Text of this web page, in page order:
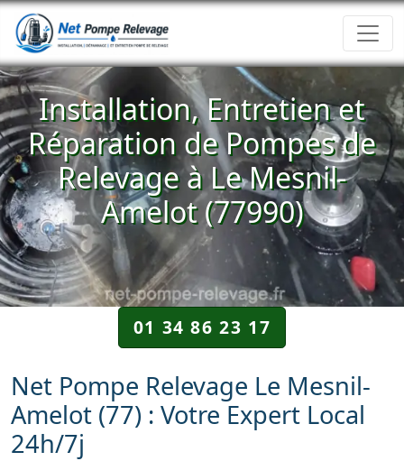
Installation, Entretien et
Réparation de Pompes de
Relevage à Le Mesnil-
Amelot (77990)
01 34 86 23 17
Net Pompe Relevage Le Mesnil-
Amelot (77) : Votre Expert Local
24h/7j